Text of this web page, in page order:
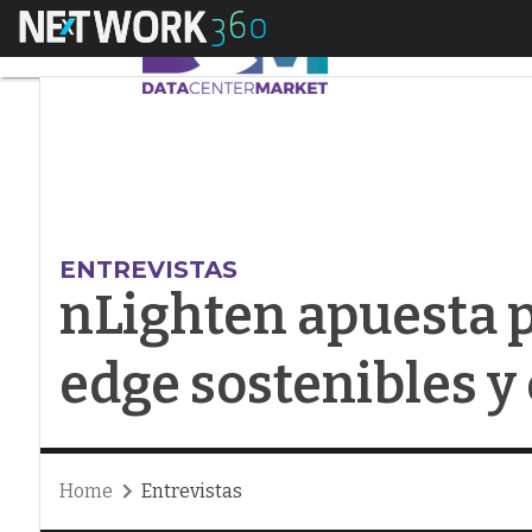
Menú
ENTREVISTAS
nLighten apuesta
edge sostenibles
Home Entrevistas